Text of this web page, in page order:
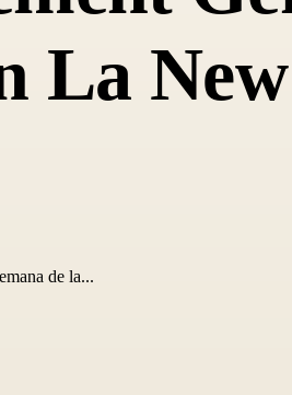
La
de la...